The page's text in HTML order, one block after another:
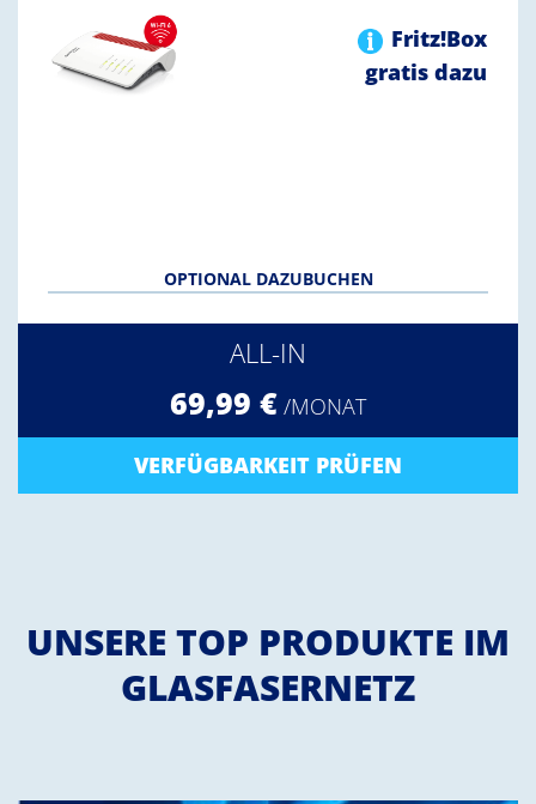
Fritz!Box
gratis dazu
OPTIONAL DAZUBUCHEN
ALL-IN
69,99 € /MONAT
VERFÜGBARKEIT PRÜFEN
UNSERE TOP PRODUKTE IM
GLASFASERNETZ